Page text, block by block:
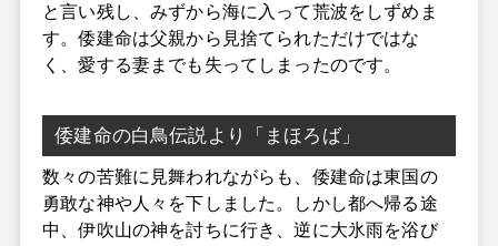
と言い残し、みずから海に入って荒波をしずめま
す。倭建命は父親から見捨てられただけではな
く、愛する妻までも失ってしまったのです。
倭建命の白鳥伝説より「まほろば」
数々の苦難に見舞われながらも、倭建命は東国の
勇敢な神や人々を下しました。しかし都へ帰る途
中、伊吹山の神を討ちに行き、逆に大氷雨を浴び